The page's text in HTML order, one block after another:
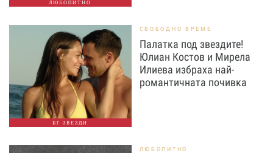
ЛЮБОПИТНО
БГ ЗВЕЗДИ
СВОБОДНО ВРЕМЕ
Палатка под звездите!
Юлиан Костов и Мирела
Илиева избраха най-
романтичната почивка
ЛЮБОПИТНО